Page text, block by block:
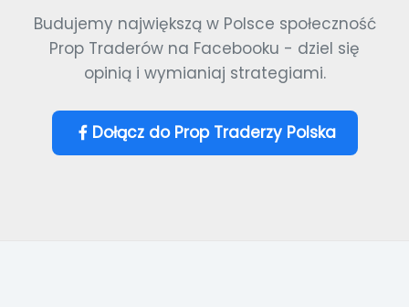
Budujemy największą w Polsce społeczność
Prop Traderów na Facebooku - dziel się
opinią i wymianiaj strategiami.
Dołącz do Prop Traderzy Polska